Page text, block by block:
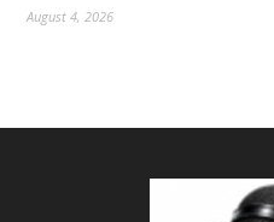
August 4, 2026